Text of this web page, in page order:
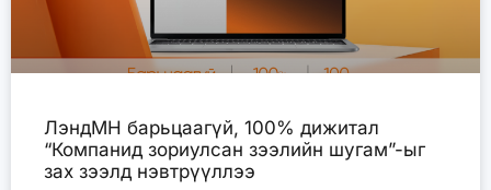
ЛэндМН барьцаагүй, 100% дижитал
“Компанид зориулсан зээлийн шугам”-ыг
зах зээлд нэвтрүүллээ